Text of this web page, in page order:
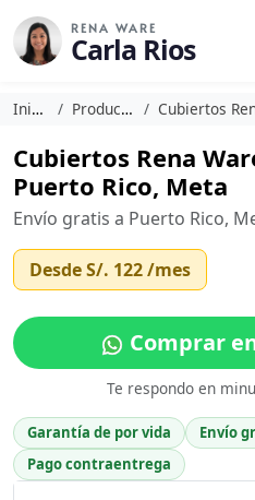
RENA WARE
Carla Rios
Inicio Productos Cubiertos
Cubiertos Rena
Puerto Rico, Meta
Envío gratis a Puerto Rico,
DesdeS/. 122/mes
Comprar
Te respondo en
Garantía de por vida
Envío
Pago contraentrega